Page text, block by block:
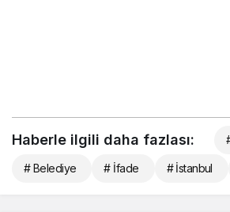
Haberle ilgili daha fazlası:
# Belediye # İfade # İstanbul